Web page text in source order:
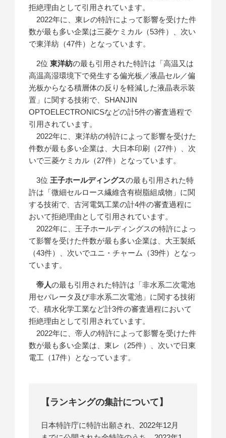
拒絶理由として引用されています。
2022年に、東レの特許によって影響を受けた件
数が最も多い企業は三菱ケミカル（53件）、次い
で東洋紡（47件）となっています。
2位東洋紡の最も引用された特許は「高温又は
高温高湿環境下で発生する偏光板／液晶セル／偏
光板からなる積層体の反りを軽減した液晶表示装
置」に関する技術で、SHANJIN
OPTOELECTRONICSなどの計5件の審査過程で
引用されています。
2022年に、東洋紡の特許によって影響を受けた
件数が最も多い企業は、大日本印刷（27件）、次
いで三菱ケミカル（27件）となっています。
3位 王子ホールディングスの最も引用された特
許は「微細セルロース繊維含有樹脂組成物」に関
する技術で、古河電気工業の計4件の審査過程に
おいて拒絶理由として引用されています。
2022年に、王子ホールディングスの特許によっ
て影響を受けた件数が最も多い企業は、大王製紙
（43件）、次いでユニ・チャーム（39件）となっ
ています。
帝人の最も引用された特許は「非水系二次電池
用セパレータ及び非水系二次電池」に関する技術
で、積水化学工業など計3件の審査過程において
拒絶理由として引用されています。
2022年に、帝人の特許によって影響を受けた件
数が最も多い企業は、東レ（25件）、次いで日東
電工（17件）となっています。
【ランキングの集計について】
日本特許庁に特許出願され、2022年12月